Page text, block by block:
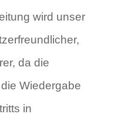
wird unser
da die
Wiedergabe
in